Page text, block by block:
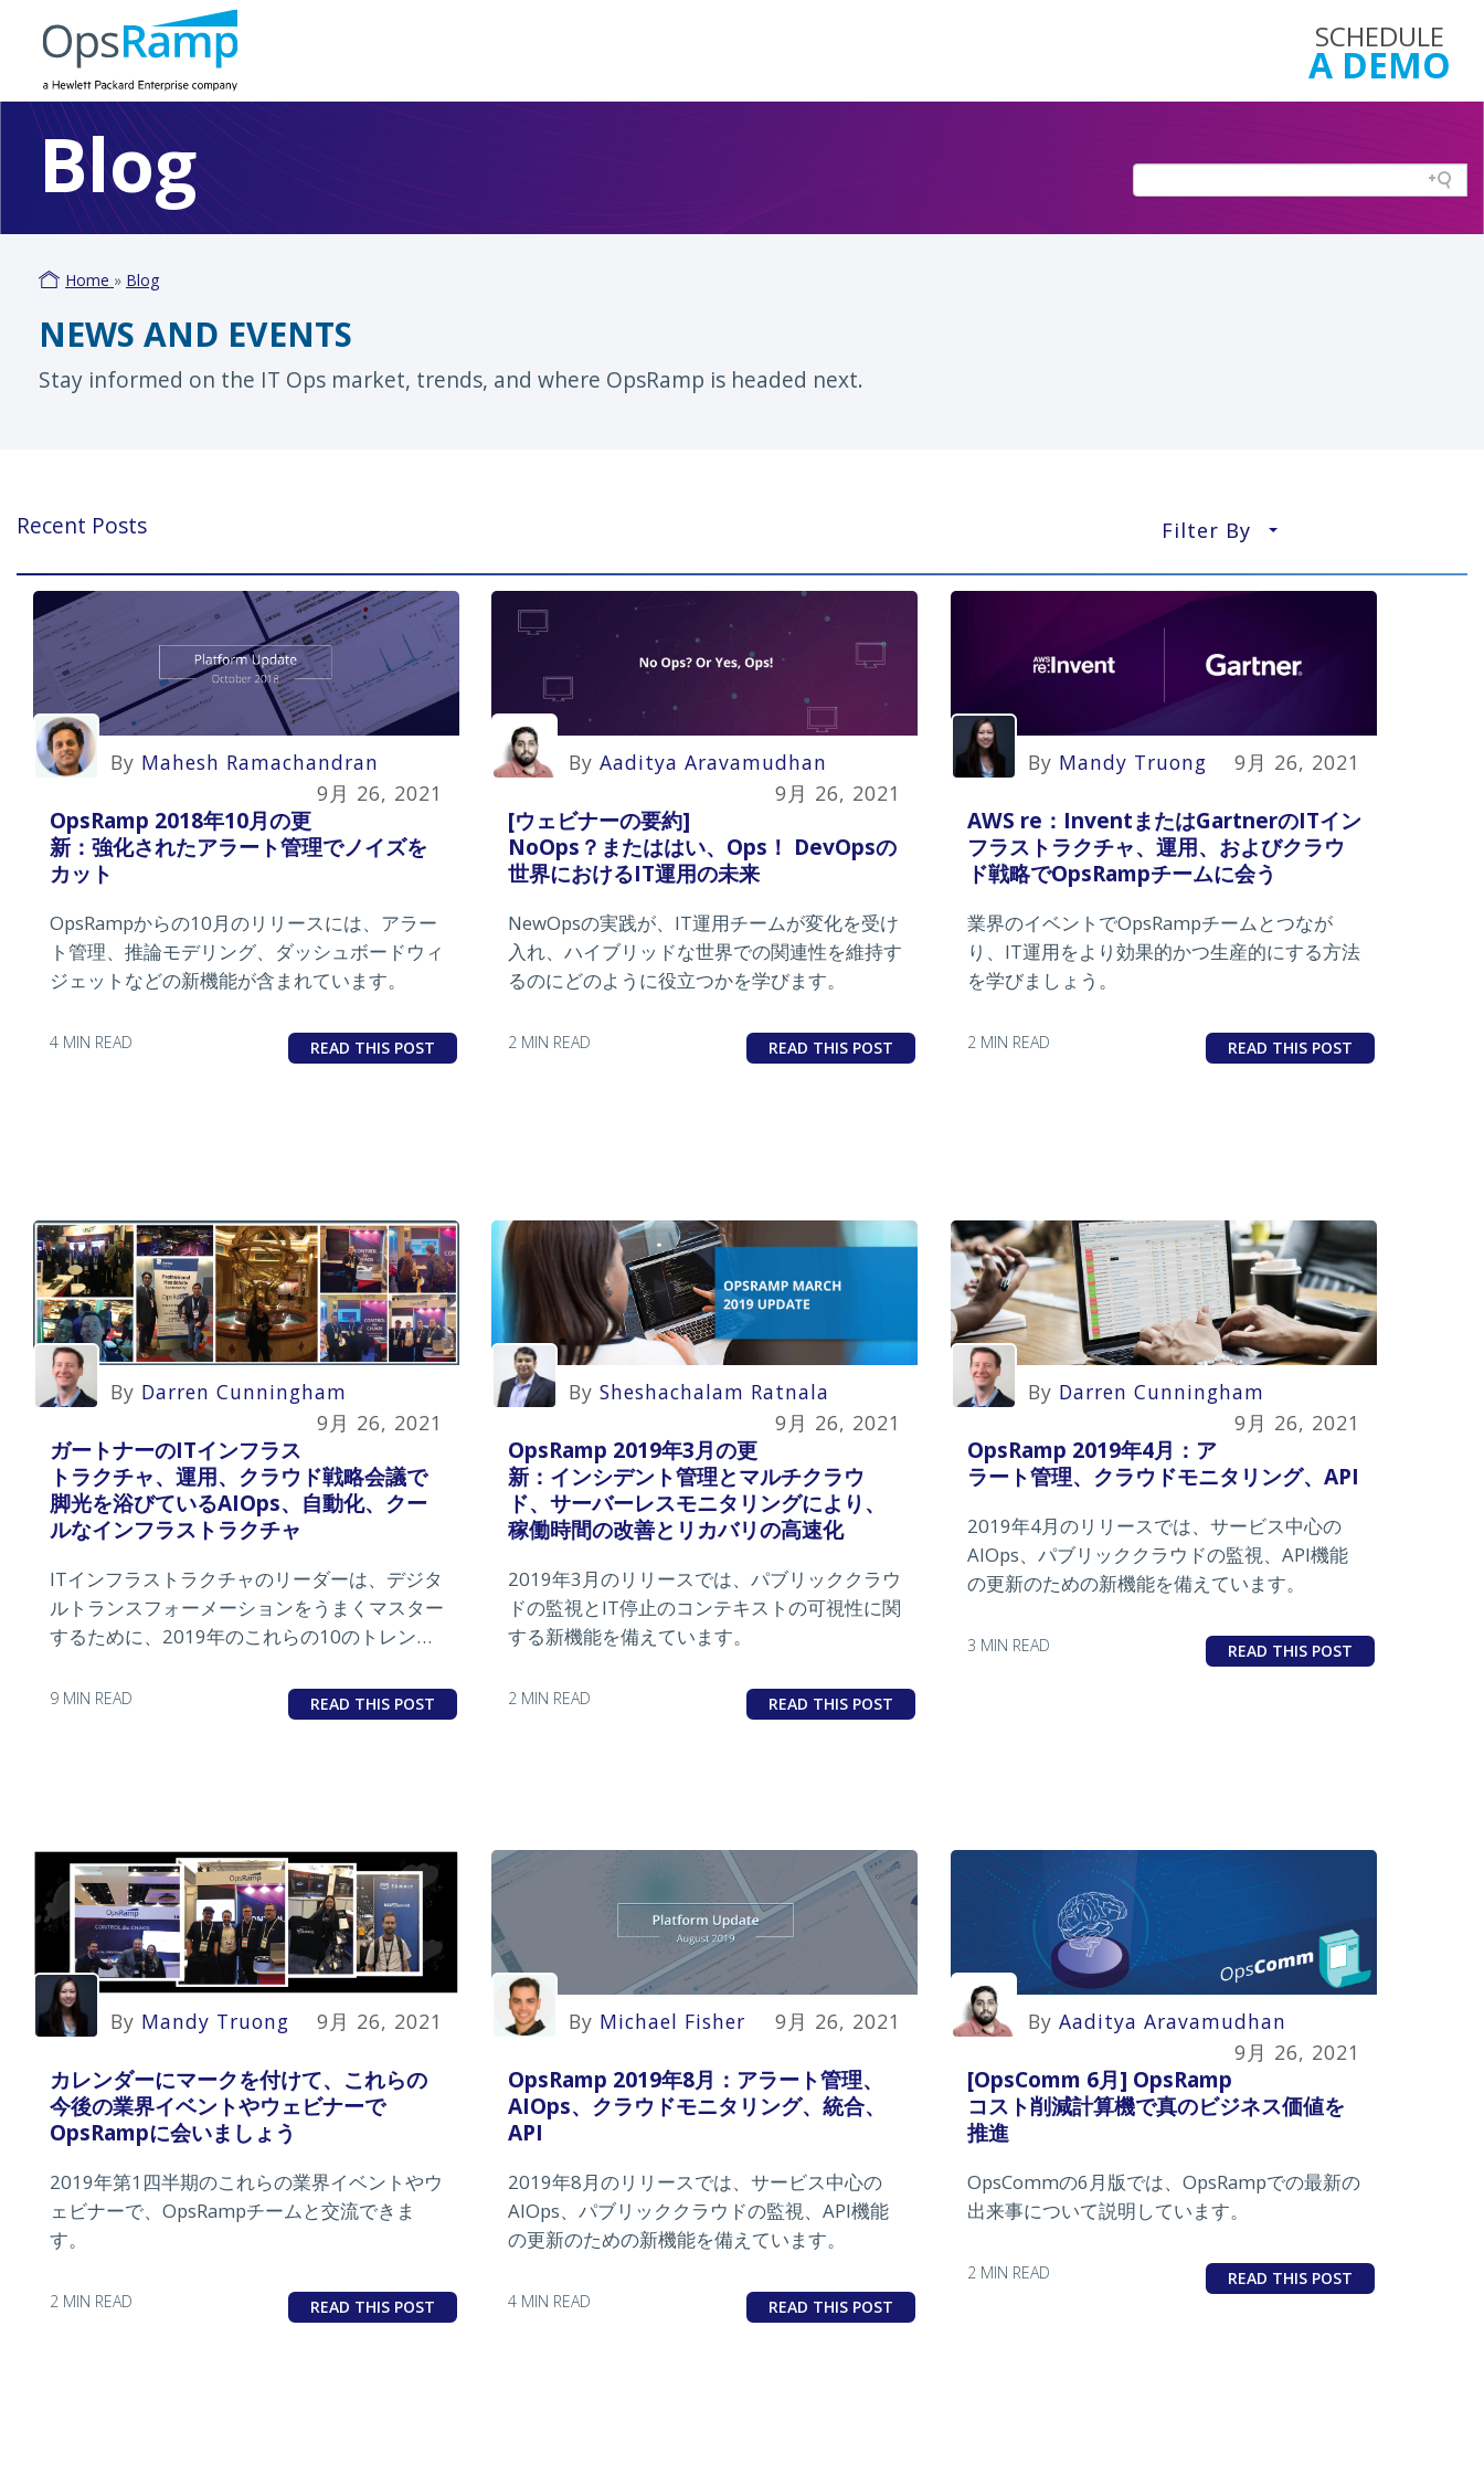
SCHEDULE
A DEMO
Blog
Home » Blog
NEWS AND EVENTS
Stay informed on the IT Ops market, trends, and where OpsRamp is headed next.
Recent Posts Filter By
By Mahesh Ramachandran
9月 26, 2021
OpsRamp 2018年10月の更
新：強化されたアラート管理でノイズを
カット
OpsRampからの10月のリリースには、アラー
ト管理、推論モデリング、ダッシュボードウィ
ジェットなどの新機能が含まれています。
4 MIN READ READ THIS POST
By Aaditya Aravamudhan
9月 26, 2021
[ウェビナーの要約]
NoOps？またははい、Ops！ DevOpsの
世界におけるIT運用の未来
NewOpsの実践が、IT運用チームが変化を受け
入れ、ハイブリッドな世界での関連性を維持す
るのにどのように役立つかを学びます。
2 MIN READ READ THIS POST
By Mandy Truong 9月 26, 2021
AWS re：InventまたはGartnerのITイン
フラストラクチャ、運用、およびクラウ
ド戦略でOpsRampチームに会う
業界のイベントでOpsRampチームとつなが
り、IT運用をより効果的かつ生産的にする方法
を学びましょう。
2 MIN READ READ THIS POST
By Darren Cunningham
9月 26, 2021
ガートナーのITインフラス
トラクチャ、運用、クラウド戦略会議で
脚光を浴びているAIOps、自動化、クー
ルなインフラストラクチャ
ITインフラストラクチャのリーダーは、デジタ
ルトランスフォーメーションをうまくマスター
するために、2019年のこれらの10のトレンド
9 MIN READ READ THIS POST
By Sheshachalam Ratnala
9月 26, 2021
OpsRamp 2019年3月の更
新：インシデント管理とマルチクラウ
ド、サーバーレスモニタリングにより、
稼働時間の改善とリカバリの高速化
2019年3月のリリースでは、パブリッククラウ
ドの監視とIT停止のコンテキストの可視性に関
する新機能を備えています。
2 MIN READ READ THIS POST
By Darren Cunningham
9月 26, 2021
OpsRamp 2019年4月：ア
ラート管理、クラウドモニタリング、API
2019年4月のリリースでは、サービス中心の
AIOps、パブリッククラウドの監視、API機能
の更新のための新機能を備えています。
3 MIN READ READ THIS POST
By Mandy Truong 9月 26, 2021
カレンダーにマークを付けて、これらの
今後の業界イベントやウェビナーで
OpsRampに会いましょう
2019年第1四半期のこれらの業界イベントやウ
ェビナーで、OpsRampチームと交流できま
す。
2 MIN READ READ THIS POST
By Michael Fisher 9月 26, 2021
OpsRamp 2019年8月：アラート管理、
AIOps、クラウドモニタリング、統合、
API
2019年8月のリリースでは、サービス中心の
AIOps、パブリッククラウドの監視、API機能
の更新のための新機能を備えています。
4 MIN READ READ THIS POST
By Aaditya Aravamudhan
9月 26, 2021
[OpsComm 6月] OpsRamp
コスト削減計算機で真のビジネス価値を
推進
OpsCommの6月版では、OpsRampでの最新の
出来事について説明しています。
2 MIN READ READ THIS POST